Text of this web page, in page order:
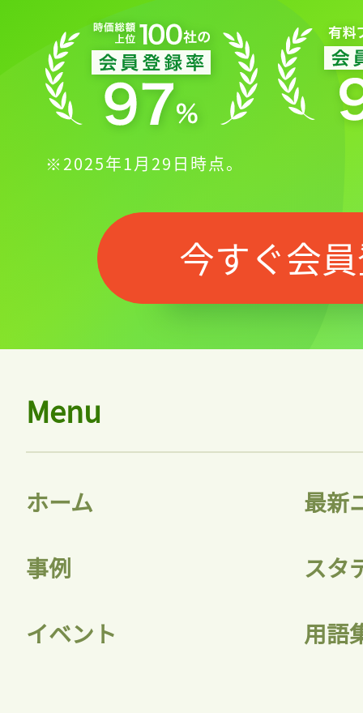
記事をお気に入りに
ログインが必
※2025年1月29日時点。
今すぐ会
Menu
ホーム 最新
事例 スタ
イベント 用語